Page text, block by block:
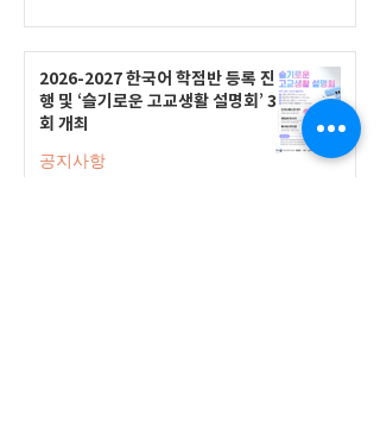
2026-2027 한국어 학점반 등록 진
행 및 ‘슬기로운 고교생활 설명회’ 3
회 개최
공지사항